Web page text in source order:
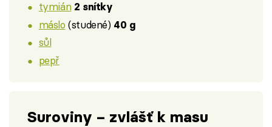
tymián 2 snítky
máslo (studené) 40 g
sůl
pepř
Suroviny – zvlášť k masu